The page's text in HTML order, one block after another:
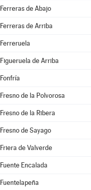
Ferreras de Abajo
Ferreras de Arriba
Ferreruela
Figueruela de Arriba
Fonfría
Fresno de la Polvorosa
Fresno de la Ribera
Fresno de Sayago
Friera de Valverde
Fuente Encalada
Fuentelapeña